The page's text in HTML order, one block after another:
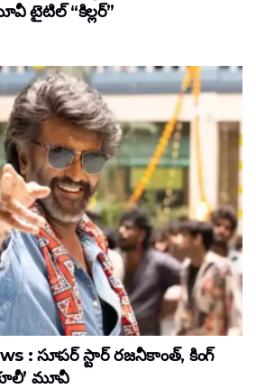
టైటిల్ “కిల్లర్”
: సూపర్ స్టార్ రజనీకాంత్, కింగ్
మూవీ